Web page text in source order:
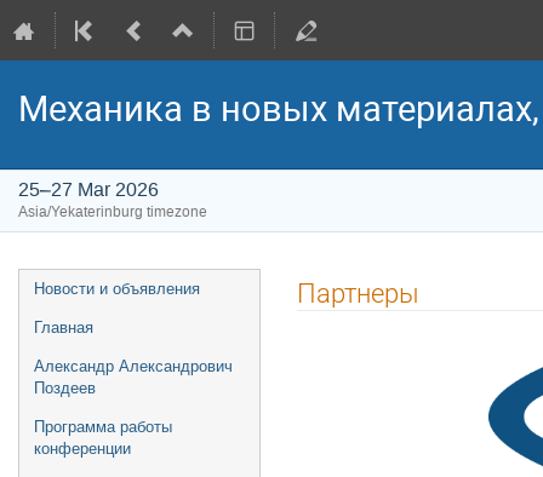
Механика в новых
25–27 Mar 2026
Asia/Yekaterinburg timezone
Event
menu
Новости и объявления
Главная
Александр Александрович
Поздеев
Программа работы
конференции
Партнеры